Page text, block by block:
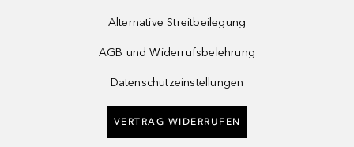
Alternative Streitbeilegung
AGB und Widerrufsbelehrung
Datenschutzeinstellungen
VERTRAG WIDERRUFEN